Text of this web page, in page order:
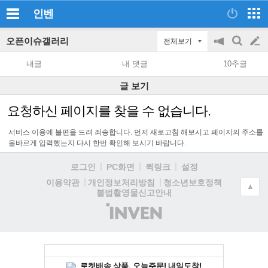
인벤
오픈이슈갤러리 전체보기
공
지
on/off
검
색
글
쓰
기
내글 내 댓글 10추글
글 보기
요청하신 페이지를 찾을 수 없습니다.
서비스 이용에 불편을 드려 죄송합니다. 먼저 새로고침 해보시고 페이지의 주소를
올바르게 입력했는지 다시 한번 확인해 보시기 바랍니다.
로그인 PC화면 퀵링크
설정
이용약관
개인정보처리방침
청소년보호정책
불법촬영물신고안내
(주)
인
▲